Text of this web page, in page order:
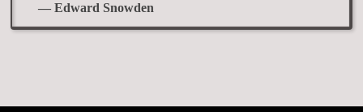
— Edward Snowden